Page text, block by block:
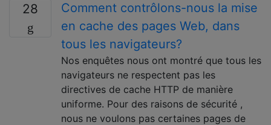
28
Comment contrôlons-nous la mise
en cache des pages Web, dans
tous les navigateurs?
Nos enquêtes nous ont montré que tous les
navigateurs ne respectent pas les
directives de cache HTTP de manière
uniforme. Pour des raisons de sécurité ,
nous ne voulons pas certaines pages de